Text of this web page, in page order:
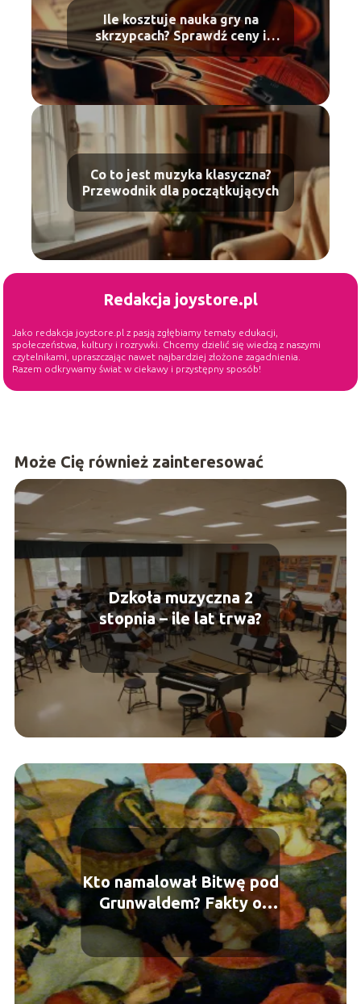
Ile kosztuje nauka gry na
skrzypcach? Sprawdź ceny i
oferty
Co to jest muzyka klasyczna?
Przewodnik dla początkujących
Redakcja joystore.pl
Jako redakcja joystore.pl z pasją zgłębiamy tematy edukacji,
społeczeństwa, kultury i rozrywki. Chcemy dzielić się wiedzą z naszymi
czytelnikami, upraszczając nawet najbardziej złożone zagadnienia.
Razem odkrywamy świat w ciekawy i przystępny sposób!
Może Cię również zainteresować
Dzkoła muzyczna 2
stopnia – ile lat trwa?
Kto namalował Bitwę pod
Grunwaldem? Fakty o
obrazie